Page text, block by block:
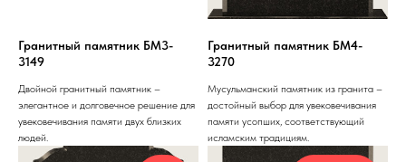
Гранитный памятник БМ3-
3149
Двойной гранитный памятник –
элегантное и долговечное решение для
увековечивания памяти двух близких
людей.
Гранитный памятник БМ4-
3270
Мусульманский памятник из гранита –
достойный выбор для увековечивания
памяти усопших, соответствующий
исламским традициям.